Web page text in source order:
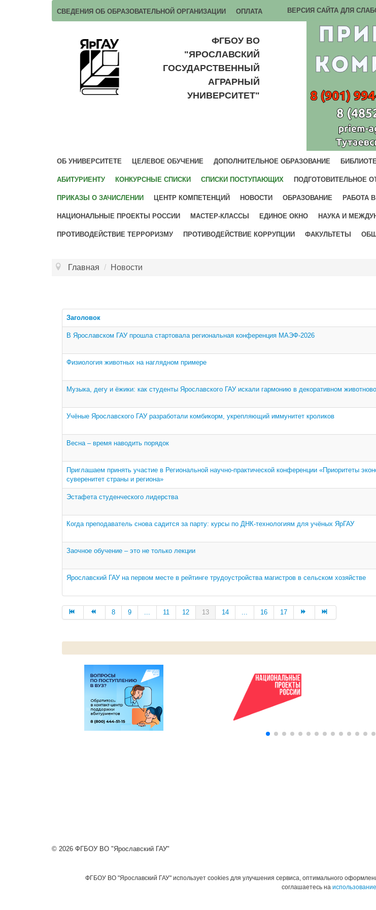
СВЕДЕНИЯ ОБ ОБРАЗОВАТЕЛЬНОЙ ОРГАНИЗАЦИИ ОПЛАТА ВЕРСИЯ САЙТА ДЛЯ
ФГБОУ ВО
"ЯРОСЛАВСКИЙ
ГОСУДАРСТВЕННЫЙ
АГРАРНЫЙ
УНИВЕРСИТЕТ"
ОБ УНИВЕРСИТЕТЕ ЦЕЛЕВОЕ ОБУЧЕНИЕ ДОПОЛНИТЕЛЬНОЕ ОБРАЗОВАНИЕ
АБИТУРИЕНТУ КОНКУРСНЫЕ СПИСКИ СПИСКИ ПОСТУПАЮЩИХ ПОДГОТОВИТЕЛЬНОЕ
ПРИКАЗЫ О ЗАЧИСЛЕНИИ ЦЕНТР КОМПЕТЕНЦИЙ НОВОСТИ ОБРАЗОВАНИЕ РАБОТА
НАЦИОНАЛЬНЫЕ ПРОЕКТЫ РОССИИ МАСТЕР-КЛАССЫ ЕДИНОЕ ОКНО НАУКА И
ПРОТИВОДЕЙСТВИЕ ТЕРРОРИЗМУ ПРОТИВОДЕЙСТВИЕ КОРРУПЦИИ ФАКУЛЬТЕТЫ
Главная / Новости
Заголовок
В Ярославском ГАУ прошла стартовала региональная конференция МАЭФ‑2026
Физиология животных на наглядном примере
Музыка, дегу и ёжики: как студенты Ярославского ГАУ искали гармонию в декоративном
Учёные Ярославского ГАУ разработали комбикорм, укрепляющий иммунитет кроликов
Весна – время наводить порядок
Приглашаем принять участие в Региональной научно-практической конференции «Приоритеты
суверенитет страны и региона»
Эстафета студенческого лидерства
Когда преподаватель снова садится за парту: курсы по ДНК-технологиям для учёных ЯрГАУ
Заочное обучение – это не только лекции
Ярославский ГАУ на первом месте в рейтинге трудоустройства магистров в сельском хозяйстве
8 9 ... 11 12 13 14 ... 16 17
© 2026 ФГБОУ ВО "Ярославский ГАУ"
ФГБОУ ВО "Ярославский ГАУ" использует cookies для улучшения сервиса, оптимального
соглашаетесь на